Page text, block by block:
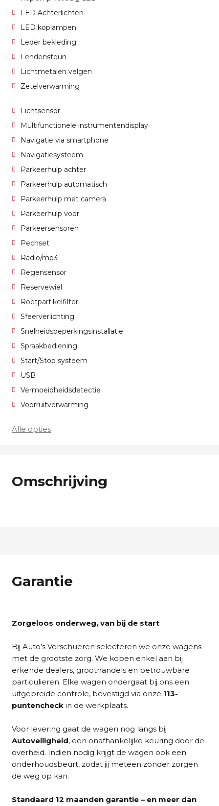
LED Achterlichten
LED koplampen
Leder bekleding
Lendensteun
Lichtmetalen velgen
Zetelverwarming
Lichtsensor
Multifunctionele instrumentendisplay
Navigatie via smartphone
Navigatiesysteem
Parkeerhulp achter
Parkeerhulp automatisch
Parkeerhulp met camera
Parkeerhulp voor
Parkeersensoren
Pechset
Radio/mp3
Regensensor
Reservewiel
Roetpartikelfilter
Sfeerverlichting
Snelheidsbeperkingsinstallatie
Spraakbediening
Start/Stop systeem
USB
Vermoeidheidsdetectie
Voorruitverwarming
Alle opties
Omschrijving
Garantie
Zorgeloos onderweg, van bij de start
Bij Auto’s Verschueren selecteren we onze wagens
met de grootste zorg. We kopen enkel aan bij
erkende dealers, groothandels en betrouwbare
particulieren. Elke wagen ondergaat bij ons een
uitgebreide controle, bevestigd via onze 113-
puntencheck in de werkplaats.
Voor levering gaat de wagen nog langs bij
Autoveiligheid, een onafhankelijke keuring door de
overheid. Indien nodig krijgt de wagen ook een
onderhoudsbeurt, zodat jij meteen zonder zorgen
de weg op kan.
Standaard 12 maanden garantie – en meer dan